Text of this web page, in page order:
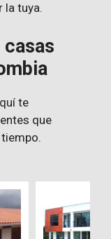
la tuya.
te
que